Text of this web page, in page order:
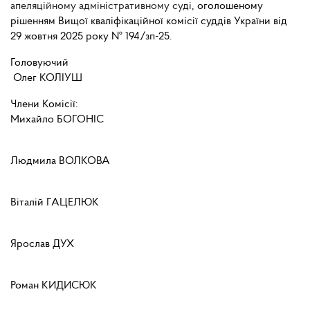
апеляційному адміністративному суді, оголошеному
рішенням Вищої кваліфікаційної комісії суддів України від
29 жовтня 2025 року № 194/зп-25.
Головуючий
Олег КОЛІУШ
Члени Комісії:
Михайло БОГОНІС
Людмила ВОЛКОВА
Віталій ГАЦЕЛЮК
Ярослав ДУХ
Роман КИДИСЮК